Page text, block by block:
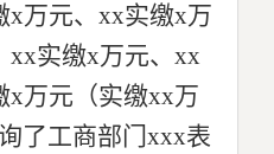
x万元、xx实缴x万
xx实缴x万元、xx
x万元（实缴xx万
了工商部门xxx表